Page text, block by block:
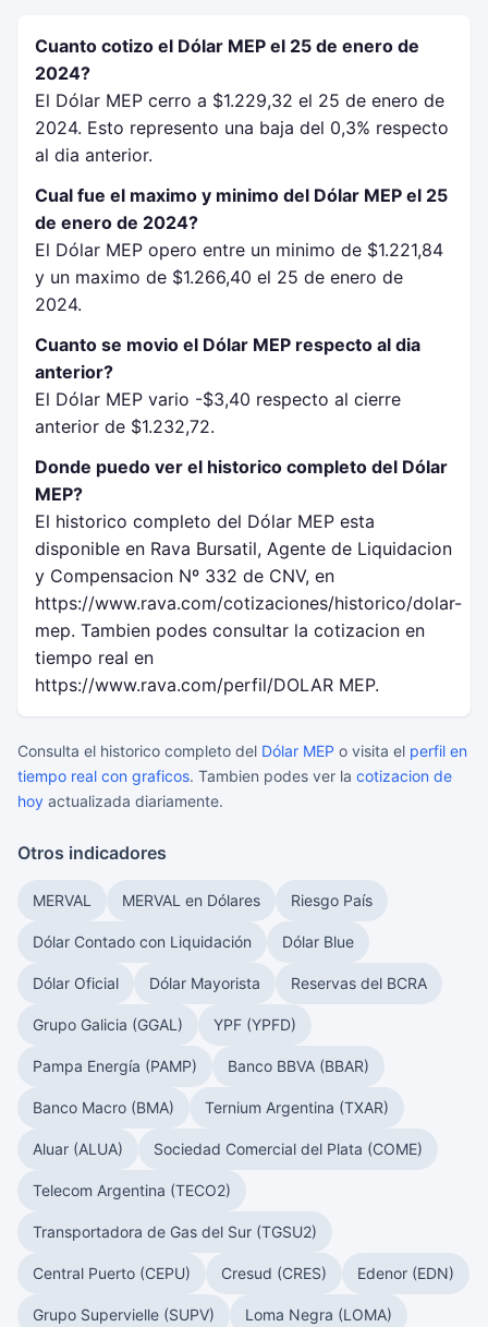
Cuanto cotizo el Dólar MEP el 25 de enero de
2024?
El Dólar MEP cerro a $1.229,32 el 25 de enero de
2024. Esto represento una baja del 0,3% respecto
al dia anterior.
Cual fue el maximo y minimo del Dólar MEP el 25
de enero de 2024?
El Dólar MEP opero entre un minimo de $1.221,84
y un maximo de $1.266,40 el 25 de enero de
2024.
Cuanto se movio el Dólar MEP respecto al dia
anterior?
El Dólar MEP vario -$3,40 respecto al cierre
anterior de $1.232,72.
Donde puedo ver el historico completo del Dólar
MEP?
El historico completo del Dólar MEP esta
disponible en Rava Bursatil, Agente de Liquidacion
y Compensacion Nº 332 de CNV, en
https://www.rava.com/cotizaciones/historico/dolar-
mep. Tambien podes consultar la cotizacion en
tiempo real en
https://www.rava.com/perfil/DOLAR MEP.
Consulta el historico completo del Dólar MEP o visita el perfil en
tiempo real con graficos. Tambien podes ver la cotizacion de
hoy actualizada diariamente.
Otros indicadores
MERVAL MERVAL en Dólares Riesgo País
Dólar Contado con Liquidación Dólar Blue
Dólar Oficial Dólar Mayorista Reservas del BCRA
Grupo Galicia (GGAL) YPF (YPFD)
Pampa Energía (PAMP) Banco BBVA (BBAR)
Banco Macro (BMA) Ternium Argentina (TXAR)
Aluar (ALUA) Sociedad Comercial del Plata (COME)
Telecom Argentina (TECO2)
Transportadora de Gas del Sur (TGSU2)
Central Puerto (CEPU) Cresud (CRES) Edenor (EDN)
Grupo Supervielle (SUPV) Loma Negra (LOMA)